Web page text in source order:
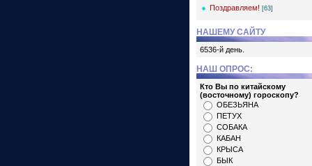
Поздравляем! [63]
НАШЕМУ САЙТУ
6536-й день.
НАШ ОПРОС:
Кто Вы по китайскому
(восточному) гороскопу?
ОБЕЗЬЯНА
ПЕТУХ
СОБАКА
КАБАН
КРЫСА
БЫК